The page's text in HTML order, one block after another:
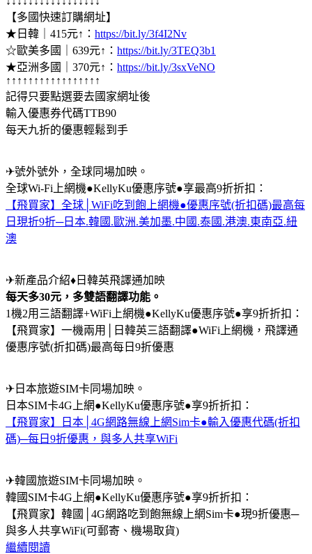
【多國快速訂購網址】
★日韓｜415元↑： https://bit.ly/3f4I2Nv
☆歐美多國｜639元↑： https://bit.ly/3TEQ3b1
★亞洲多國｜370元↑： https://bit.ly/3sxVeNO
↑↑↑↑↑↑↑↑↑↑↑↑↑↑↑↑↑
記得只要點選要去國家網址後
輸入優惠券代碼TTB90
每天九折的優惠輕鬆到手
✈號外號外，全球同場加映。
全球Wi-Fi上網機●KellyKu優惠序號●享最高9折折扣：
【飛買家】全球│WiFi吃到飽上網機●優惠序號(折扣碼)最高每
日現折9折─日本.韓國.歐洲.美加墨.中國.泰國.港澳.東南亞.紐
澳
✈新產品介紹♦日韓英飛譯通加映
每天多30元，多雙語翻譯功能。
1機2用三語翻譯+WiFi上網機●KellyKu優惠序號●享9折折扣：
【飛買家】一機兩用│日韓英三語翻譯●WiFi上網機，飛譯通
優惠序號(折扣碼)最高每日9折優惠
✈日本旅遊SIM卡同場加映。
日本SIM卡4G上網●KellyKu優惠序號●享9折折扣：
【飛買家】日本│4G網路無線上網Sim卡●輸入優惠代碼(折扣
碼)─每日9折優惠，與多人共享WiFi
✈韓國旅遊SIM卡同場加映。
韓國SIM卡4G上網●KellyKu優惠序號●享9折折扣：
【飛買家】韓國│4G網路吃到飽無線上網Sim卡●現9折優惠─
與多人共享WiFi(可郵寄、機場取貨)
繼續閱讀